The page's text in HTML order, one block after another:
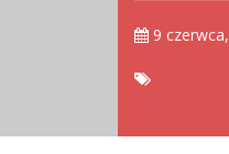
9